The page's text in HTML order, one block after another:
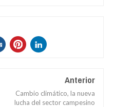
Anterior
Cambio climático, la nueva
lucha del sector campesino